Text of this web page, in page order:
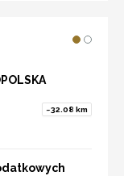
~32.08 km